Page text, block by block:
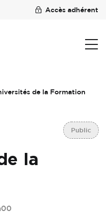
Accès adhérent
de la Formation
Public
la